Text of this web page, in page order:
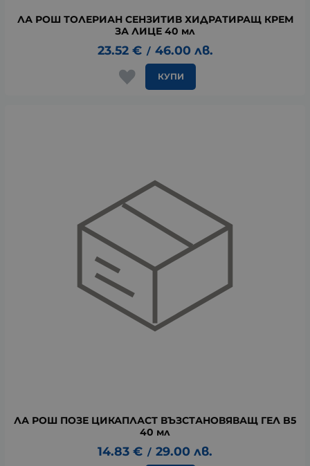
ЛА РОШ ТОЛЕРИАН СЕНЗИТИВ ХИДРАТИРАЩ КРЕМ
ЗА ЛИЦЕ 40 мл
23.52 € / 46.00 лв.
КУПИ
ЛА РОШ ПОЗЕ ЦИКАПЛАСТ ВЪЗСТАНОВЯВАЩ ГЕЛ B5
40 мл
14.83 € / 29.00 лв.